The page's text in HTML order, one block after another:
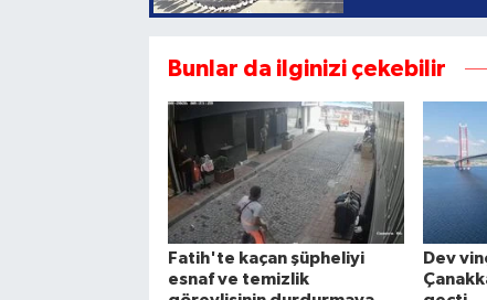
Bunlar da ilginizi çekebilir
Fatih'te kaçan şüpheliyi
esnaf ve temizlik
Dev